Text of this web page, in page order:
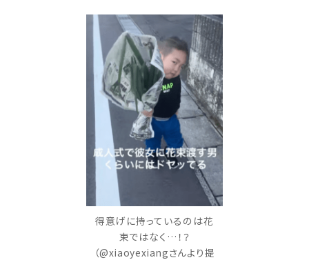
得意げに持っているのは花
束ではなく…！？
（@xiaoyexiangさんより提